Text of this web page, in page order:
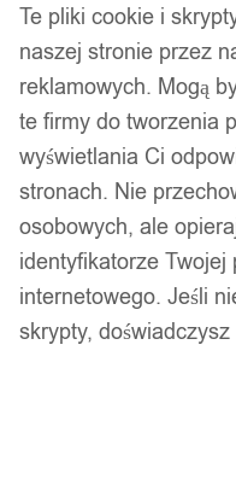
Komplet
stanik
seksowny
89,99zł
Darmowa dostawa od
Dostawa w 24h
Zamówienia złożone do
Te pliki cookie i
naszej stronie przez
reklamowych. Mogą
te firmy do tworzenia
wyświetlania Ci
stronach. Nie
osobowych, ale
identyfikatorze Twojej
internetowego. Jeśli
skrypty,